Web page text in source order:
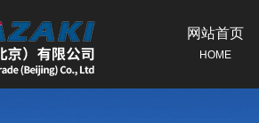
网站首页
HOME